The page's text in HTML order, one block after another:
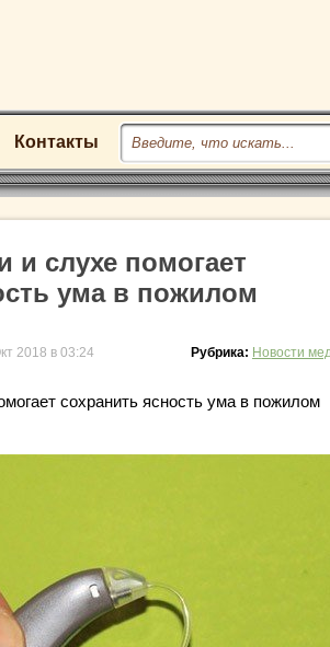
Контакты
и слухе помогает
ума в пожилом
2018 в 03:24 Рубрика: Новости
сохранить ясность ума в пожилом